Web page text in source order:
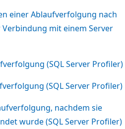
einer Ablaufverfolgung nach
mit einem Server
(SQL Server Profiler)
(SQL Server Profiler)
nachdem sie
wurde (SQL Server Profiler)